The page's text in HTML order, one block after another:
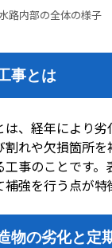
路内部の全体の様子
事とは
、経年により
れや欠損箇所
事のことです
強を行う点が特
物の劣化と定